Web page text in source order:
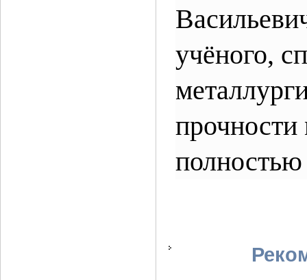
учёного,
полностью